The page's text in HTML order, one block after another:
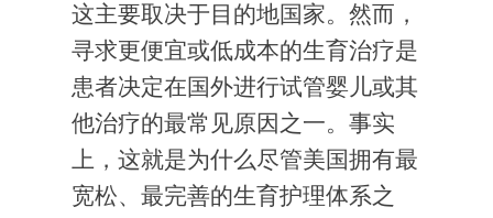
这主要取决于目的地国家。然而，
寻求更便宜或低成本的生育治疗是
患者决定在国外进行试管婴儿或其
他治疗的最常见原因之一。事实
上，这就是为什么尽管美国拥有最
宽松、最完善的生育护理体系之